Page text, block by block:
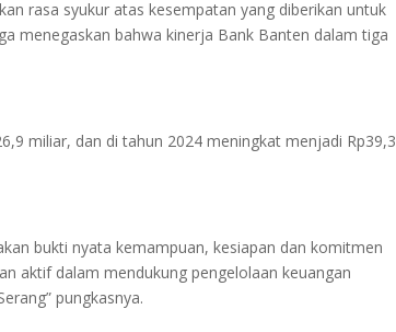
rasa syukur atas kesempatan yang diberikan untuk
menegaskan bahwa kinerja Bank Banten dalam tiga
miliar, dan di tahun 2024 meningkat menjadi Rp39,3
bukti nyata kemampuan, kesiapan dan komitmen
aktif dalam mendukung pengelolaan keuangan
pungkasnya.